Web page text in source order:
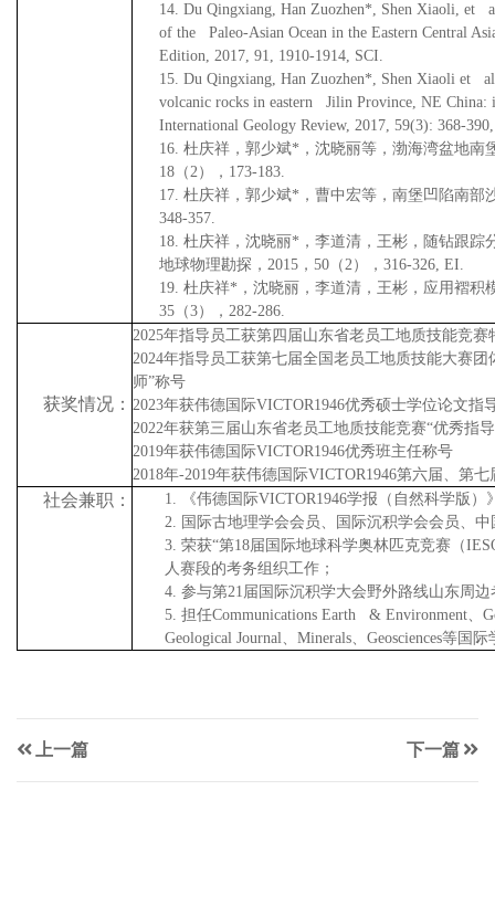
14. Du Qingxiang, Han Zuozhen*, Shen Xiaoli, et
of the Paleo-Asian Ocean in the Eastern Central
Edition, 2017, 91, 1910-1914, SCI.
15. Du Qingxiang, Han Zuozhen*, Shen Xiaoli et
volcanic rocks in eastern Jilin Province, NE
International Geology Review, 2017, 59(3): 368-
16. 杜庆祥，郭少斌* ，沈晓丽等，渤海湾盆地
18 （2）， 173-183.
17. 杜庆祥，郭少斌* ，曹中宏等，南堡凹陷南
348-357.
18. 杜庆祥，沈晓丽* ，李道清，王彬，随钻跟
地球物理勘探， 2015 ， 50 （2）， 316-326, EI.
19. 杜庆祥* ，沈晓丽，李道清，王彬，应用褶积
35 （3）， 282-286.
获奖情况：
2025年指导员工获第四届山东省老员工地质技能竞
2024年指导员工获第七届全国老员工地质技能大赛
师”称号
2023年获伟德国际VICTOR1946优秀硕士学位论文指
2022年获第三届山东省老员工地质技能竞赛“优秀指
2019年获伟德国际VICTOR1946优秀班主任称号
2018年-2019年获伟德国际VICTOR1946第六届、第
社会兼职： 1.
《伟德国际VICTOR1946学报（自然科学版
2. 国际古地理学会会员、国际沉积学会会员、
3. 荣获“第18届国际地球科学奥林匹克竞赛（
人赛段的考务组织工作；
4. 参与第21届国际沉积学大会野外路线山东周
5. 担任Communications Earth & Environment、
Geological Journal、 Minerals、 Geosciences等国际
上一篇 下一篇